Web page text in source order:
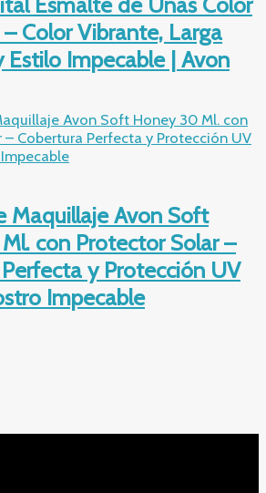
– Color Vibrante, Larga
Estilo Impecable | Avon
Maquillaje Avon Soft
con Protector Solar –
y Protección UV
Impecable